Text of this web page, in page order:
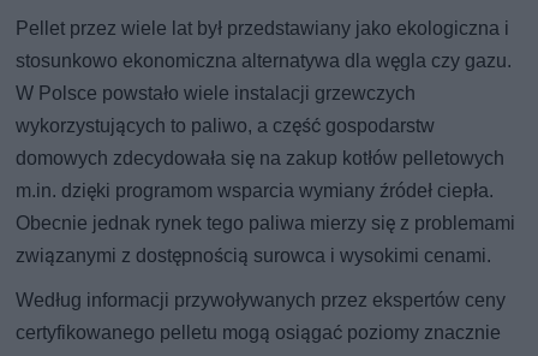
Pellet przez wiele lat był przedstawiany jako ekologiczna i
stosunkowo ekonomiczna alternatywa dla węgla czy gazu.
W Polsce powstało wiele instalacji grzewczych
wykorzystujących to paliwo, a część gospodarstw
domowych zdecydowała się na zakup kotłów pelletowych
m.in. dzięki programom wsparcia wymiany źródeł ciepła.
Obecnie jednak rynek tego paliwa mierzy się z problemami
związanymi z dostępnością surowca i wysokimi cenami.
Według informacji przywoływanych przez ekspertów ceny
certyfikowanego pelletu mogą osiągać poziomy znacznie